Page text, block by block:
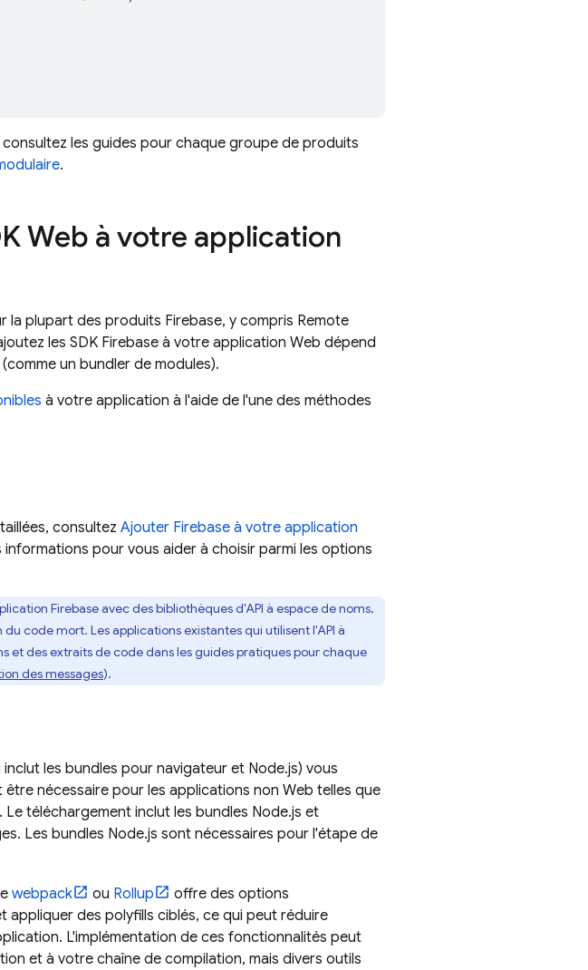
les guides pour chaque groupe de produits
.
Web à votre application
la plupart des produits Firebase, y compris Remote
les SDK Firebase à votre application Web dépend
un bundler de modules).
à votre application à l'aide de l'une des méthodes
consultez Ajouter Firebase à votre application
pour vous aider à choisir parmi les options
Firebase avec des bibliothèques d'API à espace de noms,
code mort. Les applications existantes qui utilisent l'API à
et des extraits de code dans les guides pratiques pour chaque
des messages).
les bundles pour navigateur et Node.js) vous
nécessaire pour les applications non Web telles que
téléchargement inclut les bundles Node.js et
Les bundles Node.js sont nécessaires pour l'étape de
webpack ou Rollup
offre des options
des polyfills ciblés, ce qui peut réduire
L'implémentation de ces fonctionnalités peut
et à votre chaîne de compilation, mais divers outils